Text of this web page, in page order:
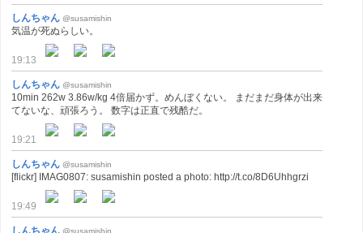
しんちゃん @susamishin
気温が死ぬらしい。
19:13
しんちゃん @susamishin
10min 262w 3.86w/kg 4倍届かず。めんぼくない。 まだまだ身体が出来
てないな、頑張ろう。 数字は正直で残酷だ。
19:21
しんちゃん @susamishin
[flickr] IMAG0807: susamishin posted a photo: http://t.co/8D6Uhhgrzi
19:49
しんちゃん @susamishin